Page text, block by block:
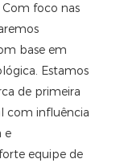
Com foco nas
base em
Estamos
de primeira
com influência
e
equipe de